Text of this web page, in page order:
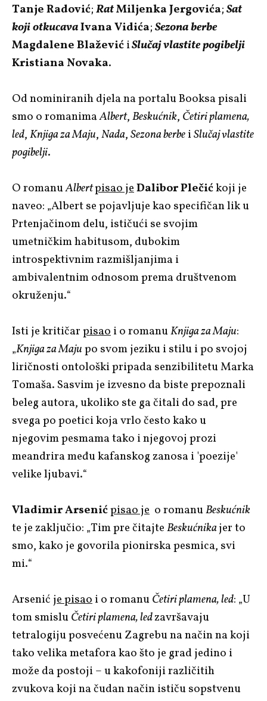
Tanje Radović;RatMiljenka Jergovića;Sat
koji otkucavaIvana Vidića;Sezona berbe
Magdalene BlaževićiSlučaj vlastite pogibelji
Kristiana Novaka.
Od nominiranih djela na portalu Booksa pisali
smo o romanimaAlbert,Beskućnik, Četiri plamena,
led,Knjiga za Maju,Nada,Sezona berbeiSlučaj vlastite
pogibelji.
O romanuAlbertpisao jeDalibor Plečićkoji je
naveo: „Albert se pojavljuje kao specifičan lik u
Prtenjačinom delu, ističući se svojim
umetničkim habitusom, dubokim
introspektivnim razmišljanjima i
ambivalentnim odnosom prema društvenom
okruženju.“
Isti je kritičarpisaoi o romanuKnjiga za Maju:
„Knjiga za Majupo svom jeziku i stilu i po svojoj
liričnosti ontološki pripada senzibilitetu Marka
Tomaša. Sasvim je izvesno da biste prepoznali
beleg autora, ukoliko ste ga čitali do sad, pre
svega po poetici koja vrlo često kako u
njegovim pesmama tako i njegovoj prozi
meandrira među kafanskog zanosa i 'poezije'
velike ljubavi.“
Vladimir Arsenićpisao je o romanuBeskućnik
te je zaključio: „Tim pre čitajteBeskućnikajer to
smo, kako je govorila pionirska pesmica, svi
mi.“
Arsenić je pisaoi o romanuČetiri plamena, led: „U
tom smisluČetiri plamena, ledzavršavaju
tetralogiju posvećenu Zagrebu na način na koji
tako velika metafora kao što je grad jedino i
može da postoji – u kakofoniji različitih
zvukova koji na čudan način ističu sopstvenu